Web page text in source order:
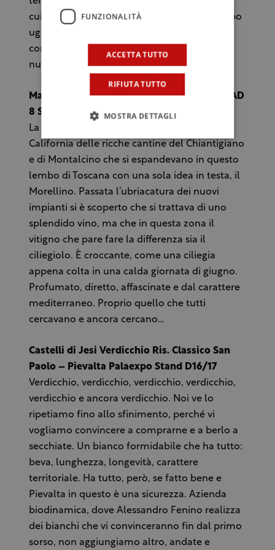
cui magari siete stanchi (perché spesso troppo
uguali) qui c’è sapidità, acidità, profumi
complessi, grinta da vendere. L’Albana è la
nuova frontiera, venite a scoprirla…
Maremma Toscana Ciliegiolo – Valdonica PAD
8 Stand D4-E7-39
La Maremma fino a qualche anno fa era la
California delle ricche cantine del Chiantigiano
e di Montalcino che si espandevano in questo
lembo di Toscana con una sola idea in testa, il
Morellino. Passata l’ubriacatura dei nuovi
impianti si è scoperto che si trattava di uno
splendido vino, ma che in questa zona il
vitigno che pare fare la differenza sia il
ciliegiolo. È croccante, come una ciliegia
appena colta in una calda giornata di giugno.
Profumato, diretto, affascinate e dal carattere
mediterraneo. Proprio quello che tutti
cercavano e ancora cercano…
Castelli di Jesi Verdicchio Ris. Classico San
Paolo – Pievalta Palaexpo Stand D16/17
Verdicchio, verdicchio, verdicchio, verdicchio,
verdicchio e ancora verdicchio. Noi ve lo
ripetiamo fino allo sfinimento, perché vi
vogliamo convincere a comprarne e a berlo a
secchiate. Un bianco formidabile che ha tutto:
beva, lunghezza, longevità, carattere
territoriale. Ha tutto, però, se fatto bene e
Pievalta in questo è una sicurezza. Azienda
biodinamica, dove Alessandro Fenino realizza
dei bianchi che vi convinceranno fin dal primo
sorso, non aggiungiamo altro, andate e
FUNZIONALITÀ
ACCETTA TUTTO
RIFIUTA TUTTO
MOSTRA DETTAGLI